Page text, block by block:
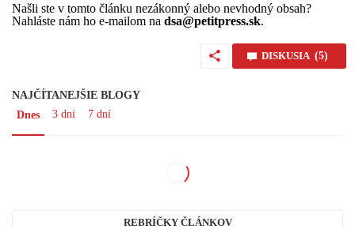
Našli ste v tomto článku nezákonný alebo nevhodný obsah?
Nahláste nám ho e-mailom na dsa@petitpress.sk.
DISKUSIA (5)
NAJČÍTANEJŠIE BLOGY
Dnes
3 dni 7 dní
REBRÍČKY ČLÁNKOV